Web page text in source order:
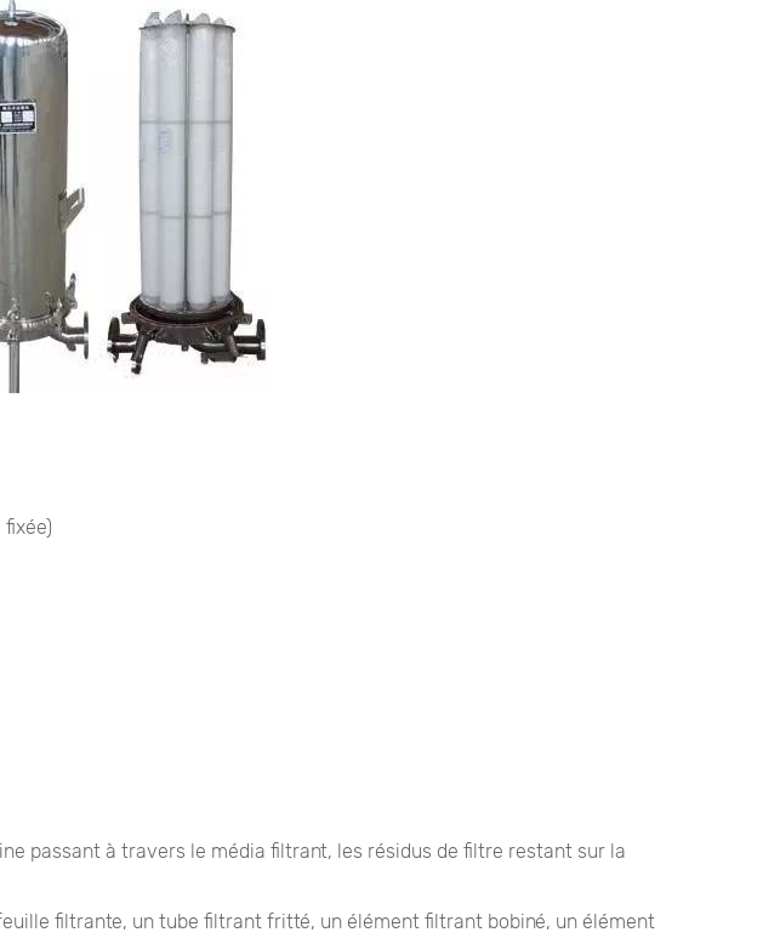
passant à travers le média filtrant, les résidus de filtre restant sur la
filtrante, un tube filtrant fritté, un élément filtrant bobiné, un élément